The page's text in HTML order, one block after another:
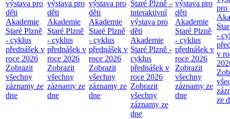
výstava pro
děti
Akademie
Staré Plzně
- cyklus
přednášek v
roce 2026
Zobrazit
všechny
záznamy ze
dne
výstava pro
děti
Akademie
Staré Plzně
- cyklus
přednášek v
roce 2026
Zobrazit
všechny
záznamy ze
dne
výstava pro
děti
Akademie
Staré Plzně
- cyklus
přednášek v
roce 2026
Zobrazit
všechny
záznamy ze
dne
Staré Plzně –
interaktivní
výstava pro
děti
Akademie
Staré Plzně -
cyklus
přednášek v
roce 2026
Zobrazit
všechny
záznamy ze
dne
výstava pro
děti
Akademie
Staré Plzně
- cyklus
přednášek v
roce 2026
Zobrazit
všechny
záznamy ze
dne
pro
-
v
ze